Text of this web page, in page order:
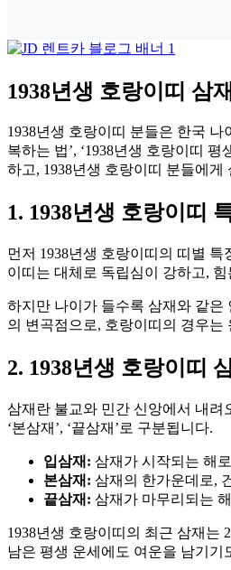
1938년생 호랑이띠 삼
1938년생 호랑이띠 분들은 한국
복하는 법’, ‘1938년생 호랑이띠
하고, 1938년생 호랑이띠 분들에
1. 1938년생 호랑이띠
먼저 1938년생 호랑이띠의 띠별
이띠는 대체로 독립심이 강하고,
하지만 나이가 들수록 삼재와 같은
의 변곡점으로, 호랑이띠의 경우는
2. 1938년생 호랑이띠
삼재란 불교와 민간 신앙에서 내려
‘본삼재’, ‘끝삼재’로 구분됩니다.
입삼재: 삼재가 시작되는 해
본삼재: 삼재의 한가운데로,
끝삼재: 삼재가 마무리되는
1938년생 호랑이띠의 최근 삼재는
남은 평생 운세에도 여운을 남기